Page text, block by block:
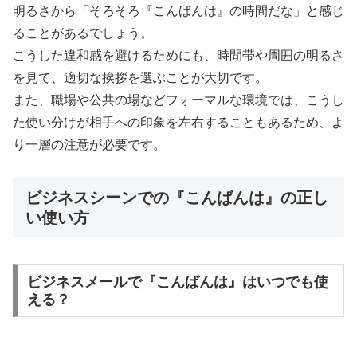
明るさから「そろそろ『こんばんは』の時間だな」と感じ
ることがあるでしょう。
こうした違和感を避けるためにも、時間帯や周囲の明るさ
を見て、適切な挨拶を選ぶことが大切です。
また、職場や公共の場などフォーマルな環境では、こうし
た使い分けが相手への印象を左右することもあるため、よ
り一層の注意が必要です。
ビジネスシーンでの『こんばんは』の正し
い使い方
ビジネスメールで『こんばんは』はいつでも使
える？